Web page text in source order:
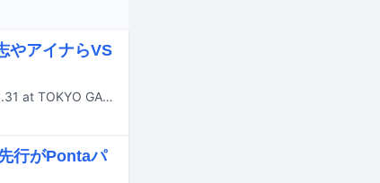
やアイナらVS
東京スカパラダイスオーケストラのライブアルバム「［SKA］SHOWDOWN 2026.3.31 at TOKYO GARDEN THEATER」が9月30日にリリースされる。
行がPontaパ